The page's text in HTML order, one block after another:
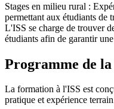
Stages en milieu rural :
permettant aux étudiants de
L'ISS se charge de trouver
étudiants afin de garantir
Programme de
La formation à l'ISS est
pratique et expérience